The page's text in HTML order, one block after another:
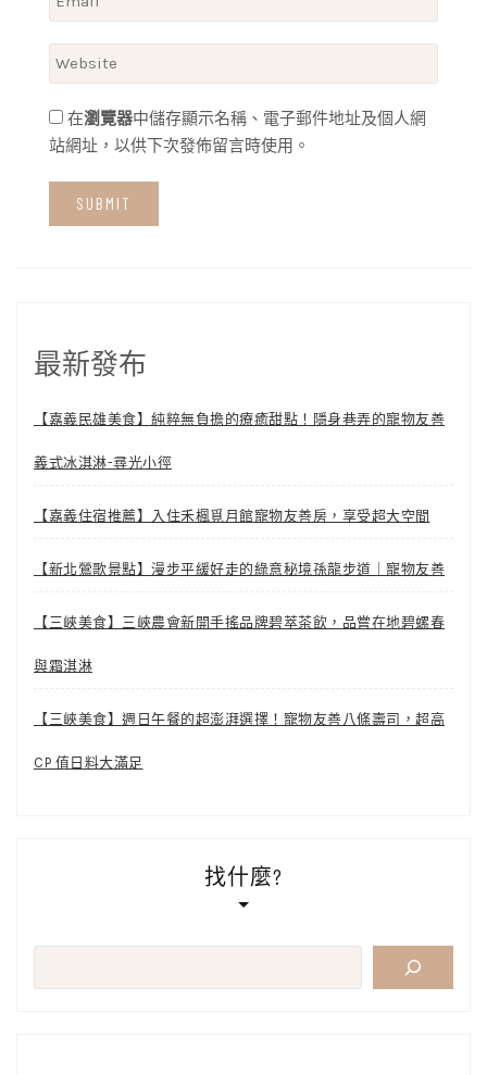
在瀏覽器中儲存顯示名稱、電子郵件地址及個人網
站網址，以供下次發佈留言時使用。
最新發布
【嘉義民雄美食】純粹無負擔的療癒甜點！隱身巷弄的寵物友善
義式冰淇淋-尋光小徑
【嘉義住宿推薦】入住禾楓覓月館寵物友善房，享受超大空間
【新北鶯歌景點】漫步平緩好走的綠意秘境孫龍步道｜寵物友善
【三峽美食】三峽農會新開手搖品牌碧萃茶飲，品嘗在地碧螺春
與霜淇淋
【三峽美食】週日午餐的超澎湃選擇！寵物友善八條壽司，超高
CP 值日料大滿足
找什麼?